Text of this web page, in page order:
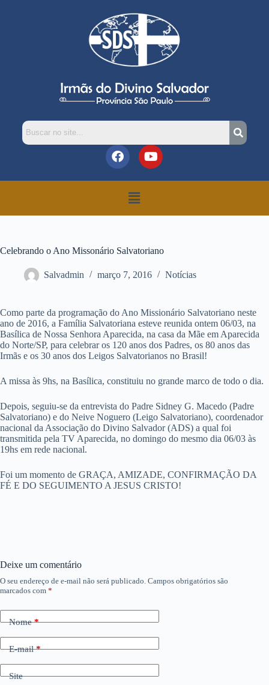
Celebrando o Ano Missonário Salvatoriano
Salvadmin março 7, 2016 Notícias
Como parte da programação do Ano Missionário Salvatoriano neste
ano de 2016, a Família Salvatoriana esteve reunida ontem 06/03, na
Basílica de Nossa Senhora Aparecida, na casa da Mãe em Aparecida
do Norte/SP, para celebrar os 120 anos dos Padres, os 80 anos das
Irmãs e os 30 anos dos Leigos Salvatorianos no Brasil!
A missa às 9hs, na Basílica, constituiu no grande marco de todo o dia.
Depois, seguiu-se da entrevista do Padre Sidney G. Macedo (Padre
Salvatoriano) e do Neive Noguero (Leigo Salvatoriano), coordenador
nacional da Associação do Divino Salvador (ADS) a qual foi
transmitida pela TV Aparecida, no domingo do mesmo dia 06/03 às
19hs em rede nacional.
Foi um momento de GRAÇA, AMIZADE, CONFIRMAÇÃO DA
FÉ E DO SEGUIMENTO A JESUS CRISTO!
Deixe um comentário
O seu endereço de e-mail não será publicado. Campos obrigatórios são
marcados com *
Nome*
E-mail*
Site